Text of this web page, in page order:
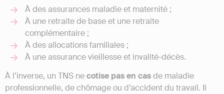
À des assurances maladie et maternité ;
À une retraite de base et une retraite
complémentaire ;
À des allocations familiales ;
À une assurance vieillesse et invalité-décès.
À l’inverse, un TNS necotise pas en casde maladie
professionnelle, de chômage ou d’accident du travail. Il